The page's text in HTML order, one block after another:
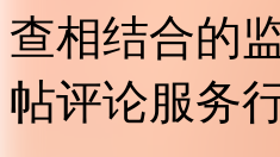
查相结合的
帖评论服务